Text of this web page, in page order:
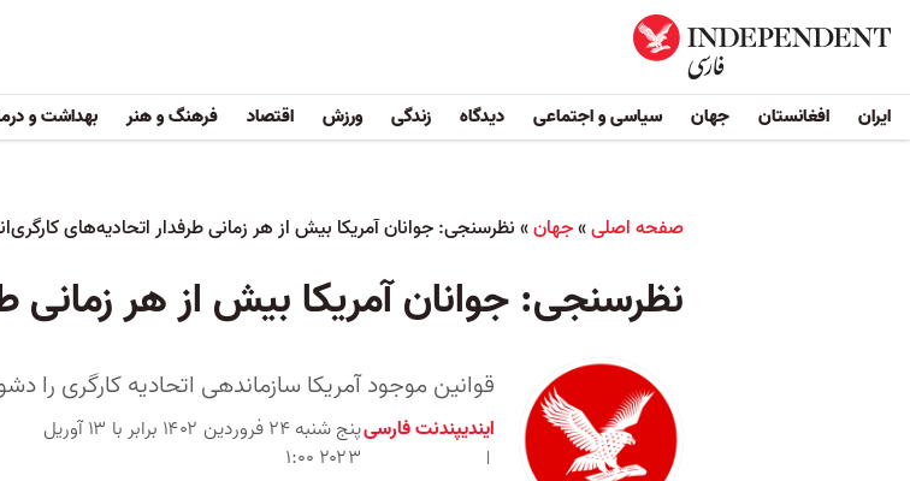
ایران افغانستان جهان سیاسی و اجتماعی دیدگاه زندگی ورزش اقتصاد فرهنگ و هنر بهداشت و
صفحه اصلی»جهان»نظرسنجی: جوانان آمریکا بیش از هر زمانی طرفدار اتحادیه‌های
نظرسنجی: جوانان آمریکا بیش از هر زمانی
قوانین موجود آمریکا سازماندهی اتحادیه کارگری را
ایندیپندنت فارسی
پنج شنبه ۲۴ فروردین ۱۴۰۲ برابر با ۱۳ آوریل
۲۰۲۳ ۱:۰۰